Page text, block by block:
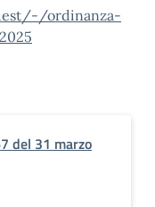
ordinanza-
del 31 marzo